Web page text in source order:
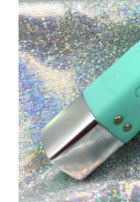
ติดต่อเรา
ประกันและการดูแลรัก
สินค้าทั้งหมด